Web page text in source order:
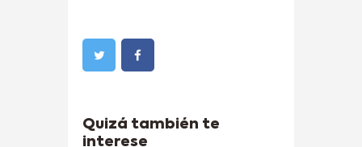
Quizá también te
interese